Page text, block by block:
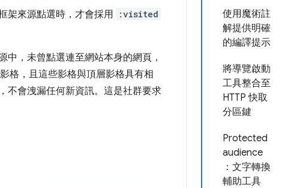
使用魔術註
解提供明確
的編譯提示
將導覽啟動
工具整合至
HTTP 快取
分區鍵
Protected
audience
：文字轉換
輔助工具
架來源點選時，才會採用 :visited
，未曾點選連至網站本身的網頁，
格，且這些影格與頂層影格具有相
不會洩漏任何新資訊。這是社群要求